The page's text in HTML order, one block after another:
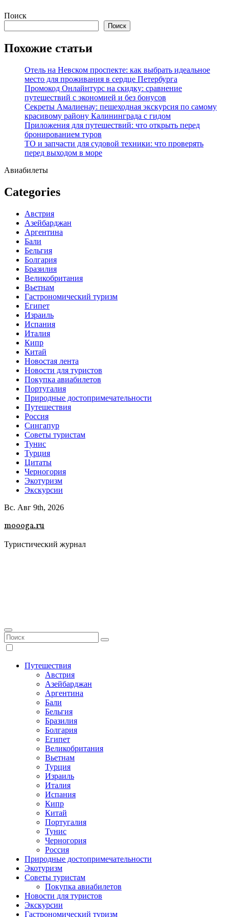
Перейти
содержимому
Поиск
Поиск
Похожие статьи
Отель на Невском проспекте: как выбрать идеальное
место для проживания в сердце Петербурга
Промокод Онлайнтурс на скидку: сравнение
путешествий с экономией и без бонусов
Секреты Амалиенау: пешеходная экскурсия по самому
красивому району Калининграда с гидом
Приложения для путешествий: что открыть перед
бронированием туров
ТО и запчасти для судовой техники: что проверять
перед выходом в море
Авиабилеты
Categories
Австрия
Азейбарджан
Аргентина
Бали
Бельгия
Болгария
Бразилия
Великобритания
Вьетнам
Гастрономический туризм
Египет
Израиль
Испания
Италия
Кипр
Китай
Новостая лента
Новости для туристов
Покупка авиабилетов
Португалия
Природные достопримечательности
Путешествия
Россия
Сингапур
Советы туристам
Тунис
Турция
Цитаты
Черногория
Экотуризм
Экскурсии
Вс. Авг 9th, 2026
moooga.ru
Туристический журнал
Путешествия
Австрия
Азейбарджан
Аргентина
Бали
Бельгия
Бразилия
Болгария
Египет
Великобритания
Вьетнам
Турция
Израиль
Италия
Испания
Кипр
Китай
Португалия
Тунис
Черногория
Россия
Природные достопримечательности
Экотуризм
Советы туристам
Покупка авиабилетов
Новости для туристов
Экскурсии
Гастрономический туризм